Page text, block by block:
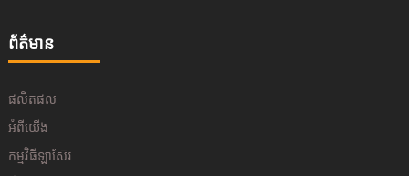
ព័ត៌មាន
ផលិតផល
អំពីយើង
កម្មវិធីឡាស៊ែរ